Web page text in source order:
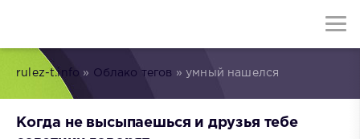
rulez-t.info » Облако тегов » умный нашелся
Когда не высыпаешься и друзья тебе